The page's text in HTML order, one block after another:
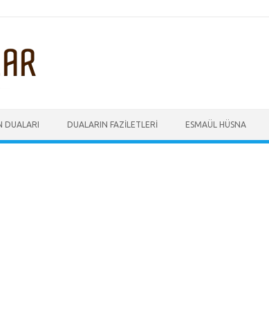
DUALARI DUALARIN FAZILETLERI ESMAÜL HÜSNA